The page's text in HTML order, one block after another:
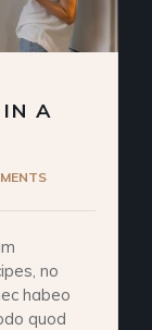
IN A
no
habeo
quod